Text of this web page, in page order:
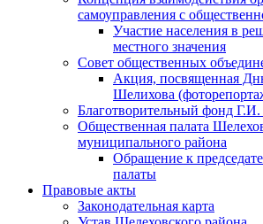
самоуправления с
Участие населения в
местного значения
Совет общественных
Акция, посвященная
Шелихова
Благотворительный фонд
Общественная палата
муниципального района
Обращение к
палаты
Правовые акты
Законодательная карта